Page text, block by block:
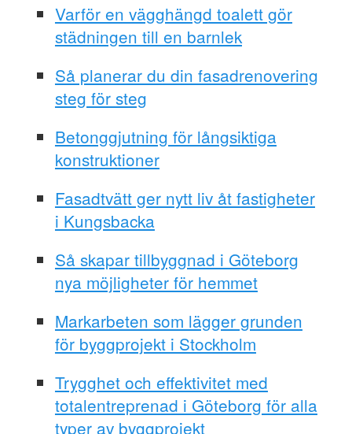
Varför en vägghängd toalett gör
städningen till en barnlek
Så planerar du din fasadrenovering
steg för steg
Betonggjutning för långsiktiga
konstruktioner
Fasadtvätt ger nytt liv åt fastigheter
i Kungsbacka
Så skapar tillbyggnad i Göteborg
nya möjligheter för hemmet
Markarbeten som lägger grunden
för byggprojekt i Stockholm
Trygghet och effektivitet med
totalentreprenad i Göteborg för alla
typer av byggprojekt